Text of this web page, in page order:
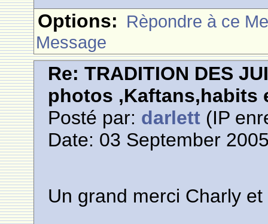
Options: Rèpondre à ce
Message
Re: TRADITION DES
photos ,Kaftans,habits
Posté par: darlett (IP
Date: 03 September
Un grand merci Charly